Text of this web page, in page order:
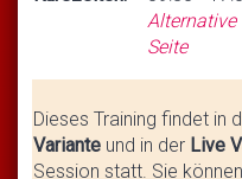
Alternative
Seite
Dieses Training findet in
Variante und in der Live
Session statt. Sie